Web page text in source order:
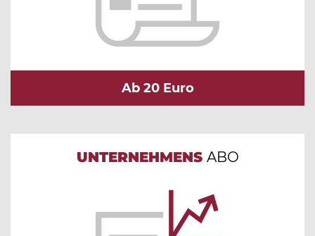
Ab 20 Euro
UNTERNEHMENS ABO